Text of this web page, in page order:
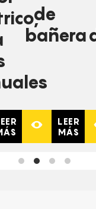
de
bañera
LEER
MÁS